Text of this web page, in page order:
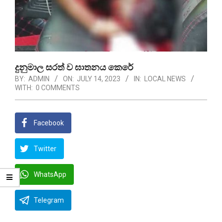
දුනුමාල සරත් ව ඝාතනය කෙරේ
BY: ADMIN ON: JULY 14, 2023 IN:
LOCAL NEWS
WITH: 0 COMMENTS
Facebook
Twitter
WhatsApp
Telegram